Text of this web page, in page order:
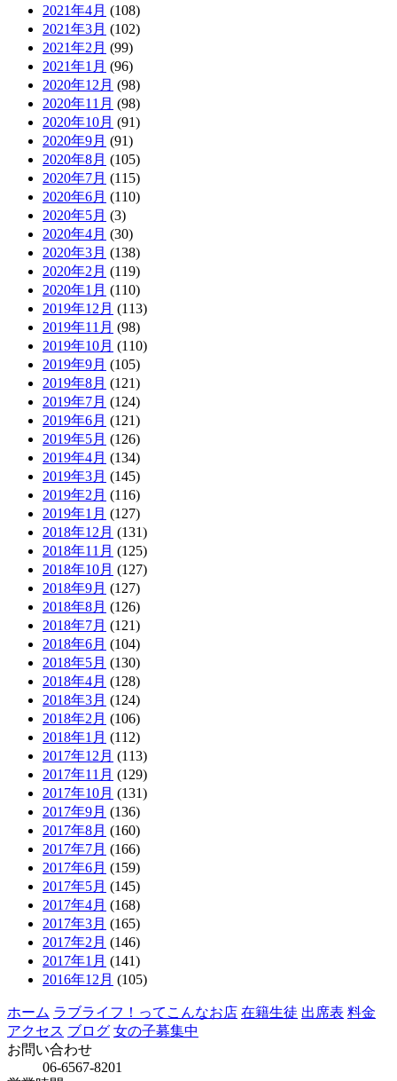
2021年4月 (108)
2021年3月 (102)
2021年2月 (99)
2021年1月 (96)
2020年12月 (98)
2020年11月 (98)
2020年10月 (91)
2020年9月 (91)
2020年8月 (105)
2020年7月 (115)
2020年6月 (110)
2020年5月 (3)
2020年4月 (30)
2020年3月 (138)
2020年2月 (119)
2020年1月 (110)
2019年12月 (113)
2019年11月 (98)
2019年10月 (110)
2019年9月 (105)
2019年8月 (121)
2019年7月 (124)
2019年6月 (121)
2019年5月 (126)
2019年4月 (134)
2019年3月 (145)
2019年2月 (116)
2019年1月 (127)
2018年12月 (131)
2018年11月 (125)
2018年10月 (127)
2018年9月 (127)
2018年8月 (126)
2018年7月 (121)
2018年6月 (104)
2018年5月 (130)
2018年4月 (128)
2018年3月 (124)
2018年2月 (106)
2018年1月 (112)
2017年12月 (113)
2017年11月 (129)
2017年10月 (131)
2017年9月 (136)
2017年8月 (160)
2017年7月 (166)
2017年6月 (159)
2017年5月 (145)
2017年4月 (168)
2017年3月 (165)
2017年2月 (146)
2017年1月 (141)
2016年12月 (105)
ホーム ラブライフ！ってこんなお店 在籍生徒 出席表 料金
アクセス ブログ 女の子募集中
お問い合わせ
06-6567-8201